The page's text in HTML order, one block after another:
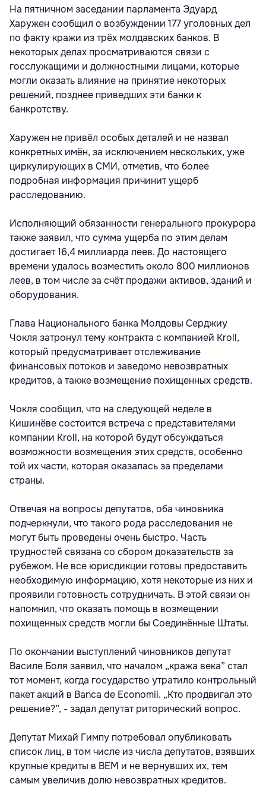
На пятничном заседании парламента Эдуард
Харужен сообщил о возбуждении 177 уголовных дел
по факту кражи из трёх молдавских банков. В
некоторых делах просматриваются связи с
госслужащими и должностными лицами, которые
могли оказать влияние на принятие некоторых
решений, позднее приведших эти банки к
банкротству.
Харужен не привёл особых деталей и не назвал
конкретных имён, за исключением нескольких, уже
циркулирующих в СМИ, отметив, что более
подробная информация причинит ущерб
расследованию.
Исполняющий обязанности генерального прокурора
также заявил, что сумма ущерба по этим делам
достигает 16,4 миллиарда леев. До настоящего
времени удалось возместить около 800 миллионов
леев, в том числе за счёт продажи активов, зданий и
оборудования.
Глава Национального банка Молдовы Серджиу
Чокля затронул тему контракта с компанией Kroll,
который предусматривает отслеживание ​​
финансовых потоков и заведомо невозвратных
кредитов, а также возмещение похищенных средств.
Чокля сообщил, что на следующей неделе в
Кишинёве состоится встреча с представителями
компании Kroll, на которой будут обсуждаться
возможности возмещения этих средств, особенно
той их части, которая оказалась за пределами
страны.
Отвечая на вопросы депутатов, оба чиновника
подчеркнули, что такого рода расследования не
могут быть проведены очень быстро. Часть
трудностей связана со сбором доказательств за
рубежом. Не все юрисдикции готовы предоставить
необходимую информацию, хотя некоторые из них и
проявили готовность сотрудничать. В этой связи он
напомнил, что оказать помощь в возмещении
похищенных средств могли бы Соединённые Штаты.
По окончании выступлений чиновников депутат
Василе Боля заявил, что началом „кража века” стал
тот момент, когда государство утратило контрольный
пакет акций в Banca de Economii. „Кто продвигал это
решение?”, - задал депутат риторический вопрос.
Депутат Михай Гимпу потребовал опубликовать
список лиц, в том числе из числа депутатов, взявших
крупные кредиты в BEM и не вернувших их, тем
самым увеличив долю невозвратных кредитов.